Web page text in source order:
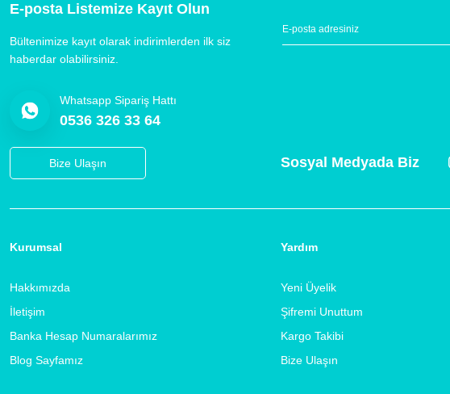
E-posta Listemize Kayıt Olun
Bültenimize kayıt olarak indirimlerden ilk siz
haberdar olabilirsiniz.
Whatsapp Sipariş Hattı
0536 326 33 64
Bize Ulaşın Sosyal Medyada Biz
Kurumsal
Hakkımızda
İletişim
Banka Hesap Numaralarımız
Blog Sayfamız
Yardım
Yeni Üyelik
Şifremi Unuttum
Kargo Takibi
Bize Ulaşın